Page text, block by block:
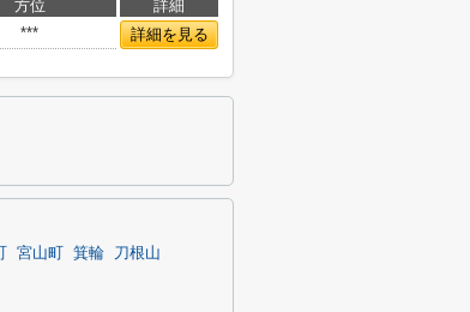
方位
詳細
*** 詳細を見る
宮山町 箕輪
刀根山